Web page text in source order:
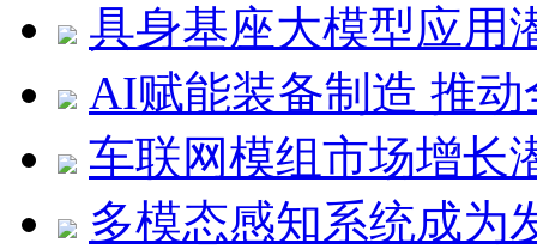
具身基座大模型应用
AI赋能装备制造 推
车联网模组市场增长
多模态感知系统成为